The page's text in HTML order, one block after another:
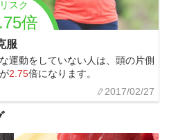
リスク
倍
服
運動をしていない人は、頭の片側
2.75倍になります。
2017/02/27